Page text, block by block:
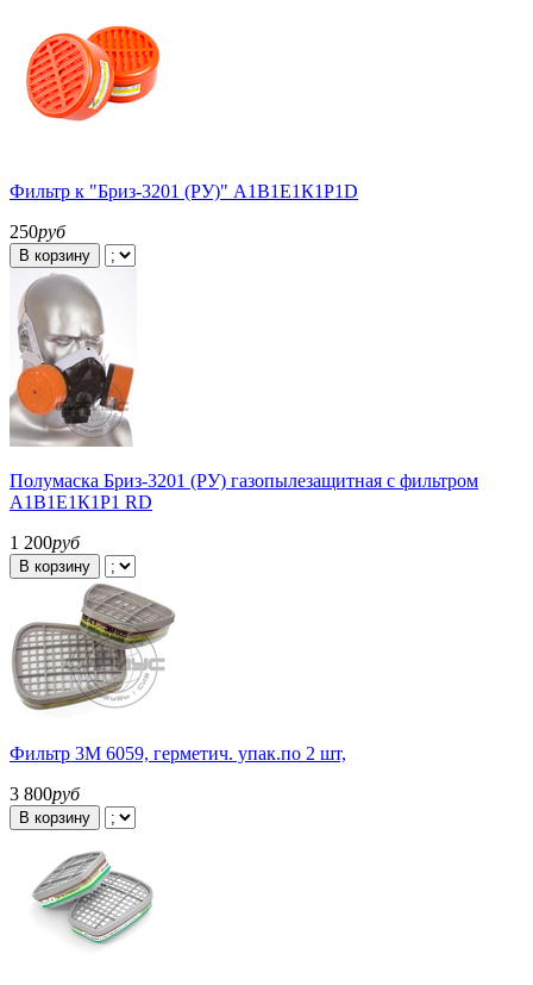
Фильтр к "Бриз-3201 (РУ)" А1В1Е1К1Р1D
250руб
В корзину
Полумаска Бриз-3201 (РУ) газопылезащитная с фильтром
А1В1Е1К1Р1 RD
1 200руб
В корзину
Фильтр 3М 6059, герметич. упак.по 2 шт,
3 800руб
В корзину